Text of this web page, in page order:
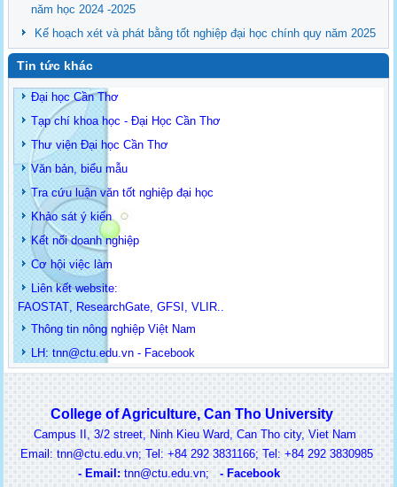
năm học 2024 -2025
Kế hoạch xét và phát bằng tốt nghiệp đại học chính quy năm 2025
Tin tức khác
Đại học Cần Thơ
Tạp chí khoa học - Đại Học Cần Thơ
Thư viện Đại học Cần Thơ
Văn bản, biểu mẫu
Tra cứu luận văn tốt nghiệp đại học
Khảo sát ý kiến
Kết nối doanh nghiệp
Cơ hội việc làm
Liên kết website:
FAOSTAT
ResearchGate ,GFSI ,VLIR
Thông tin nông nghiệp Việt Nam
LH: tnn@ctu.edu.vn - Facebook
College of Agriculture, Can Tho University
II, 3/2 street, Ninh Kieu Ward, Can Tho city, Viet Nam
tnn@ctu.edu.vn; Tel: +84 292 3831166; Tel: +84 292 3830985
- Email: tnn@ctu.edu.vn;- Facebook